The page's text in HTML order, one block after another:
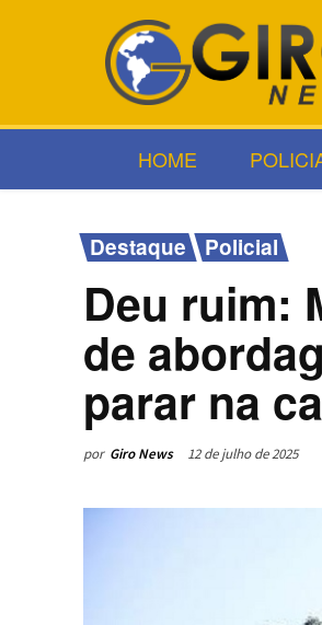
HOME
Destaque Policial
Deu ruim:
de
parar na
por Giro News 12 de julho de 2025